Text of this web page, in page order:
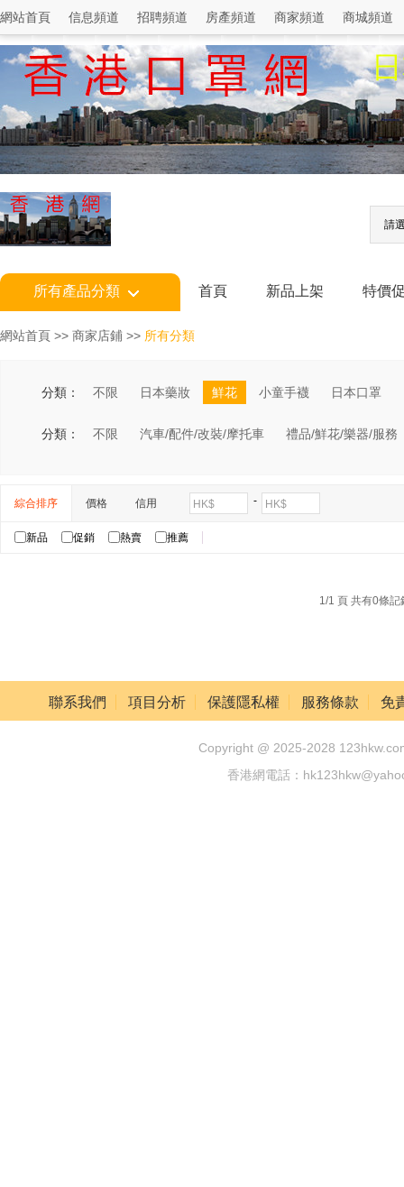
網站首頁 信息頻道 招聘頻道 房產頻道 商家頻道 商城頻道
請
所有產品分類 首頁 新品上架 特價
網站首頁 >> 商家店鋪 >> 所有分類
分類： 不限 日本藥妝 鮮花 小童手襪 日本口罩
分類： 不限 汽車/配件/改裝/摩托車 禮品/鮮花/樂器/服務
綜合排序 價格 信用 HK$ - HK$
新品 促銷 熱賣 推薦
1/1 頁 共有0條
聯系我們 項目分析 保護隱私權 服務條款 免
Copyright @ 2025-2028
香港網電話：